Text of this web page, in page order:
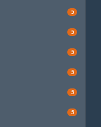
5
5
5
5
5
5